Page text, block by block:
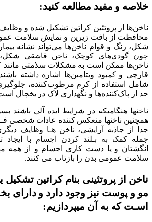
خلاصه و مفید مطالعه کنید:
ناخن‌ها از پروتئین کراتین تشکیل شده و وظایف
محافظت از بافت زیرین و نمایش سلامت
شکل، رنگ و قوام ناخن‌ها می‌تواند نشانه
چون گودی‌های کوچک، ناخن قاشقی
ناخن‌ها ممکن است به مشکلات سلامتی
قارچی و کمبود ویتامین‌ها اشاره داشته
شامل استفاده از کرم مرطوب‌کننده،
حد از پاک‌کننده‌ها و نگهداری لاک در یخچال
ناخنها هنگامیکه در شرایط ایده آلی باشند
همچنین ناخنها منعکس کننده عادات شخصی
جدا از جاذبه آرایشی، ناخن هـا وظایف
جمله کمک به بـلند کردن اجسام با ایجاد
انگشتان و یا دست کاری اجسام و از همه
سلامت عمومی بدن را بازتاب می کنند.
ناخن از پروتئینی بنام کراتین تشکیل
مو و پوست نیز وجود دارد و دارای
اسـت که به آن میپردازیم: